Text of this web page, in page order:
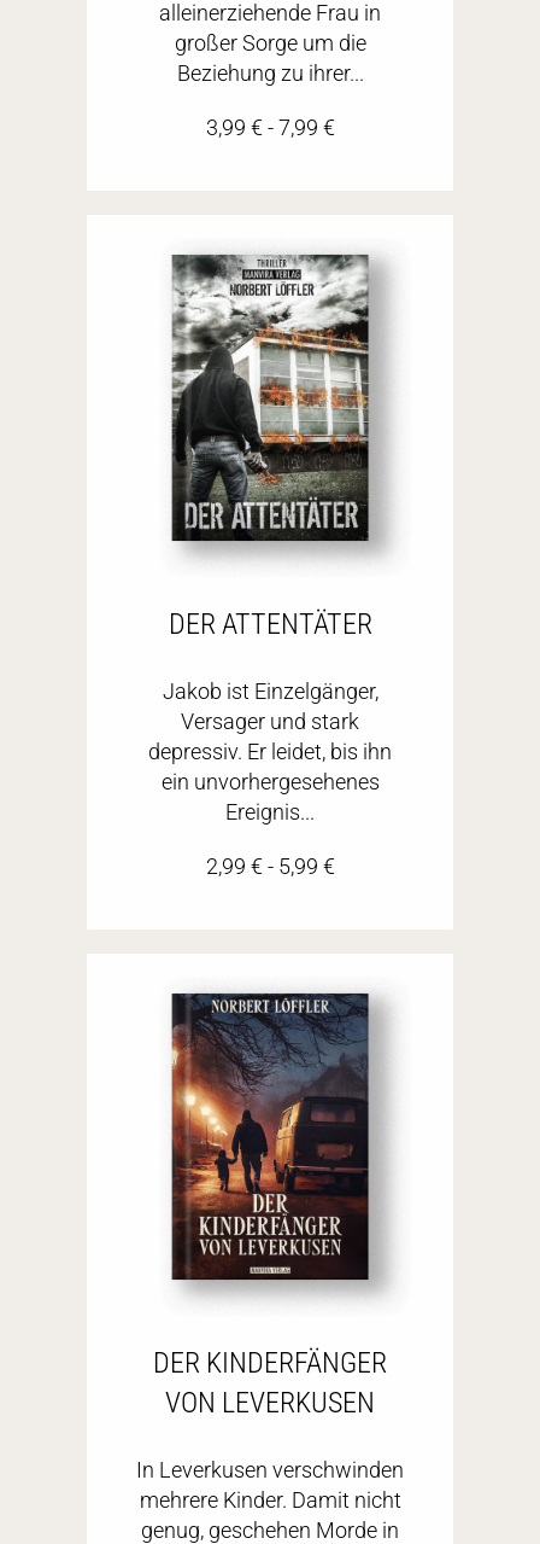
alleinerziehende Frau in
großer Sorge um die
Beziehung zu ihrer...
3,99 € -7,99 €
DER ATTENTÄTER
Jakob ist Einzelgänger,
Versager und stark
depressiv. Er leidet, bis ihn
ein unvorhergesehenes
Ereignis...
2,99 € - 5,99 €
DER KINDERFÄNGER
VON LEVERKUSEN
In Leverkusen verschwinden
mehrere Kinder. Damit nicht
genug, geschehen Morde in